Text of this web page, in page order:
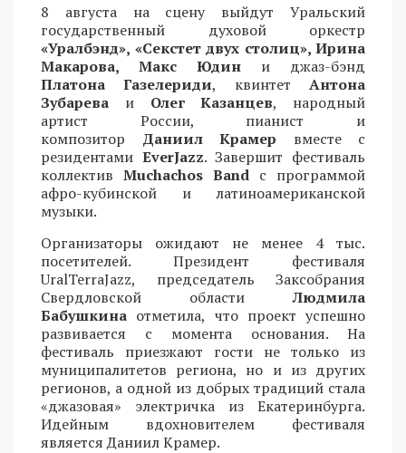
8 августа на сцену выйдут Уральский
государственный духовой оркестр
«Уралбэнд», «Секстет двух столиц», Ирина
Макарова, Макс Юдин и джаз-бэнд
Платона Газелериди, квинтетАнтона
Зубарева и Олег Казанцев, народный
артист России, пианист и
композитор Даниил Крамер вместе с
резидентами EverJazz. Завершит фестиваль
коллектив Muchachos Band с программой
афро-кубинской и латиноамериканской
музыки.
Организаторы ожидают не менее 4 тыс.
посетителей. Президент фестиваля
UralTerraJazz, председатель Заксобрания
Свердловской областиЛюдмила
Бабушкина отметила, что проект успешно
развивается с момента основания. На
фестиваль приезжают гости не только из
муниципалитетов региона, но и из других
регионов, а одной из добрых традиций стала
«джазовая» электричка из Екатеринбурга.
Идейным вдохновителем фестиваля
является Даниил Крамер.